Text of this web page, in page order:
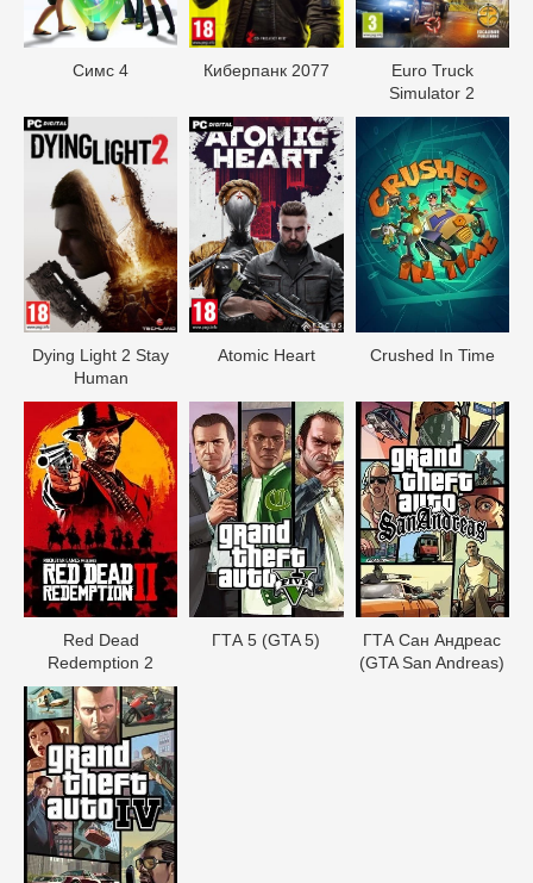
Симс 4 Киберпанк 2077
Euro Truck
Simulator 2
Dying Light 2 Stay
Human
Atomic Heart Crushed In Time
Red Dead
Redеmption 2
ГТА 5 (GTA 5)
ГТА Сан Андреас
(GTA San Andreas)